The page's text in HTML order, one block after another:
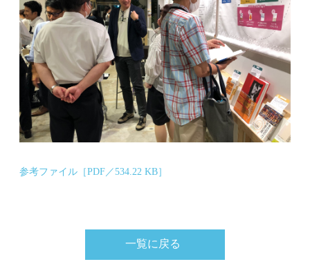
参考ファイル［PDF／534.22 KB］
一覧に戻る